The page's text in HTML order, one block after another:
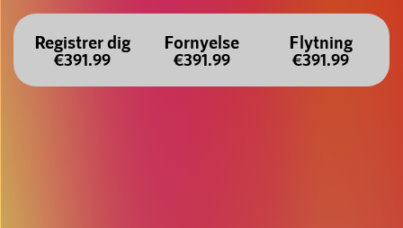
Registrer dig
€391.99
Fornyelse
€391.99
Flytning
€391.99